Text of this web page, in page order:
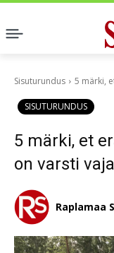
Sisuturundus 5 märki,
SISUTURUNDUS
5 märki, et
on varsti
Raplamaa